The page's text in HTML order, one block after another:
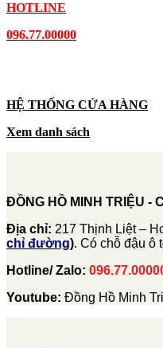
HOTLINE
096.77.00000
HỆ THỐNG CỬA HÀNG
Xem danh sách
ĐỒNG HỒ MINH TRIỆU -
Địa chỉ: 217 Thịnh Liệt –
chỉ đường). Có chỗ đậu ô
Hotline/ Zalo:
Youtube: Đồng Hồ Minh